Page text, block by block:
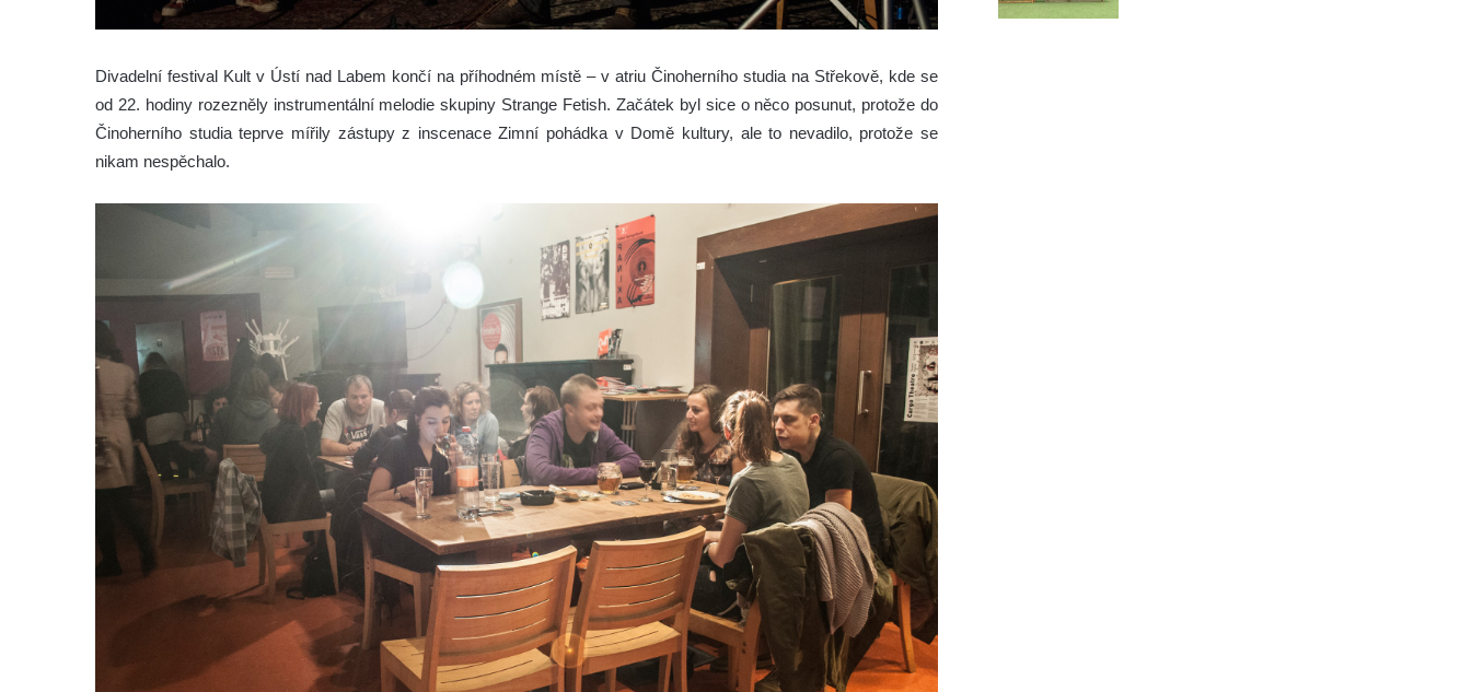
Divadelní festival Kult v Ústí nad Labem končí na příhodném místě – v atriu Činoherního studia na Střekově, kde se
od 22. hodiny rozezněly instrumentální melodie skupiny Strange Fetish. Začátek byl sice o něco posunut, protože do
Činoherního studia teprve mířily zástupy z inscenace Zimní pohádka v Domě kultury, ale to nevadilo, protože se
nikam nespěchalo.